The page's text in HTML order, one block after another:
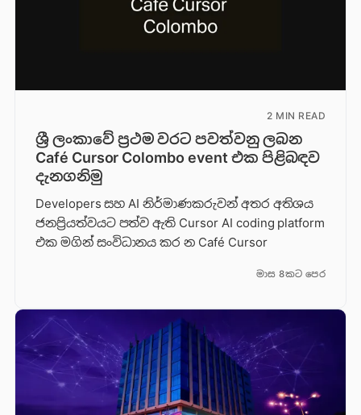
2 MIN READ
ශ්‍රී ලංකාවේ ප්‍රථම වරට පවත්වනු ලබන
Café Cursor Colombo event එක පිළිබඳව
දැනගනිමු
Developers සහ AI නිර්මාණකරුවන් අතර අතිශය
ජනප්‍රියත්වයට පත්ව ඇති Cursor AI coding platform
එක මගින් සංවිධානය කර න Café Cursor
මාස 8කට පෙර